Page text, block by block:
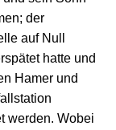
der
auf Null
hatte und
Hamer und
werden. Wobei